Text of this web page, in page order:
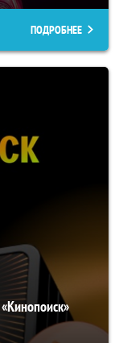
ПОДРОБНЕЕ